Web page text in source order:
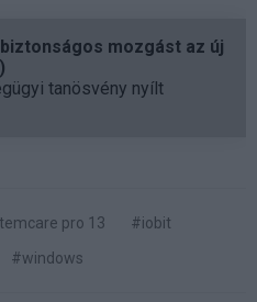
mozgást az új
tanösvény nyílt
pro 13
#iobit
#windows